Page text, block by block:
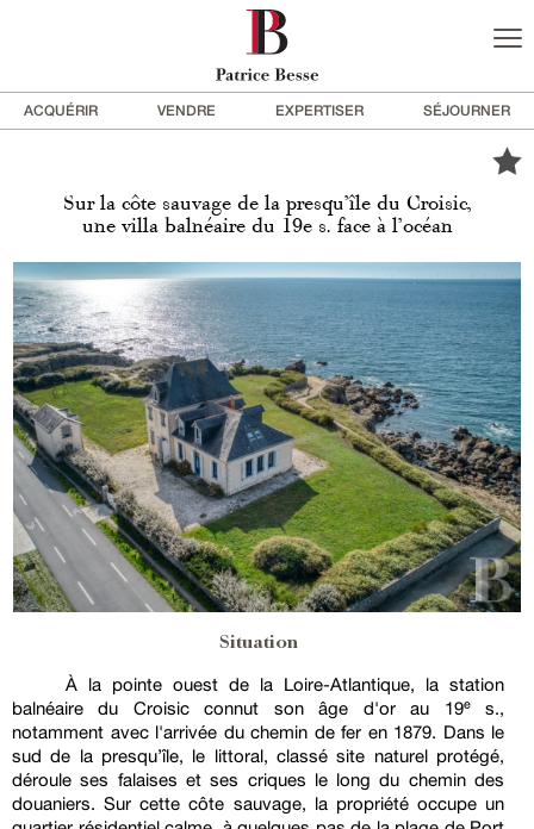
ACQUÉRIR VENDRE EXPERTISER SÉJOURNER
Sur la côte sauvage de la presqu’île du Croisic,
une villa balnéaire du 19e s. face à l’océan
Situation
À la pointe ouest de la Loire-Atlantique, la station
balnéaire du Croisic connut son âge d'or au 19ᵉ s.,
notamment avec l'arrivée du chemin de fer en 1879. Dans le
sud de la presqu’île, le littoral, classé site naturel protégé,
déroule ses falaises et ses criques le long du chemin des
douaniers. Sur cette côte sauvage, la propriété occupe un